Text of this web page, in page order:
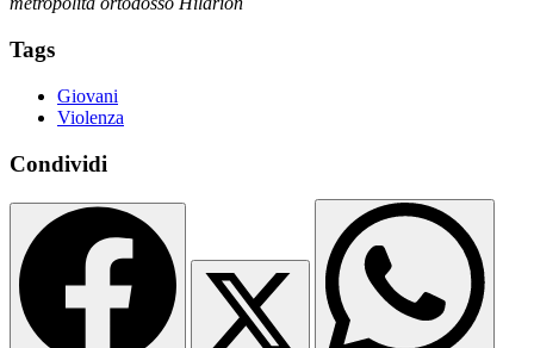
Tags
Giovani
Violenza
Condividi